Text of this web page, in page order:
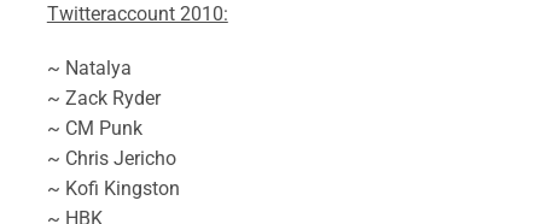
Twitteraccount 2010:
~ Natalya
~ Zack Ryder
~ CM Punk
~ Chris Jericho
~ Kofi Kingston
~ HBK